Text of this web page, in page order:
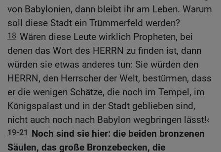
von Babylonien, dann bleibt ihr am Leben. Warum
soll diese Stadt ein Trümmerfeld werden?
18 Wären diese Leute wirklich Propheten, bei
denen das Wort des HERRN zu finden ist, dann
würden sie etwas anderes tun: Sie würden den
HERRN, den Herrscher der Welt, bestürmen, dass
er die wenigen Schätze, die noch im Tempel, im
Königspalast und in der Stadt geblieben sind,
nicht auch noch nach Babylon wegbringen lässt!‹
19-21
Noch sind sie hier: die beiden bronzenen
Säulen, das große Bronzebecken, die